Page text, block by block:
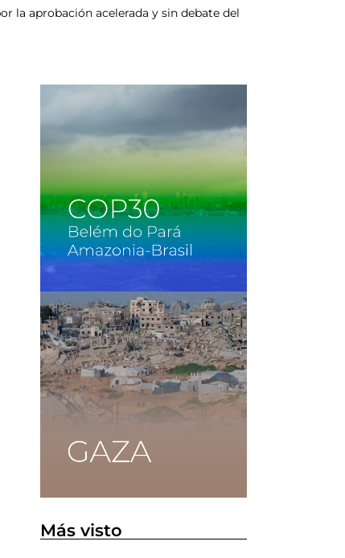
la aprobación acelerada y sin debate del
Más visto